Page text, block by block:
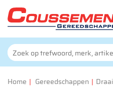
Home | Gereedschappen |